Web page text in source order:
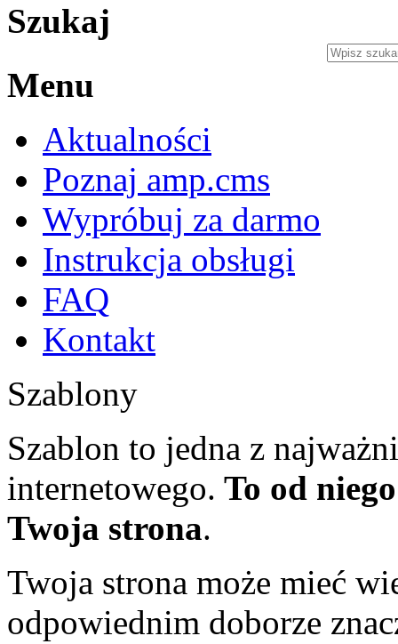
Szukaj
Menu
Aktualności
Poznaj amp.cms
Wypróbuj za darmo
Instrukcja obsługi
FAQ
Kontakt
Szablony
Szablon to jedna z
internetowego. To od
Twoja strona.
Twoja strona może mieć
odpowiednim doborze